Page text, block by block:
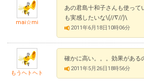
mai☆mi
あの君島十和子さんも使っ
も実感したいな\(//∇//)\
2011年6月18日10時06分
もうヘトヘト
確かに高い。。。効果がある
2011年5月26日18時56分